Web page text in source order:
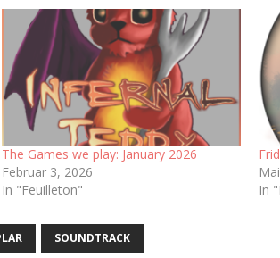
The Games we play: January 2026
Februar 3, 2026
In "Feuilleton"
In
SOUNDTRACK